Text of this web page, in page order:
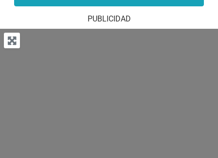
PUBLICIDAD